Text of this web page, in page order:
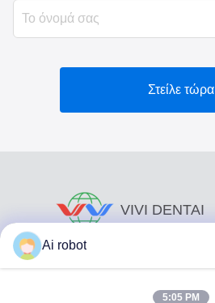
Στείλε τώρα
VIVI DENTAI
Ai robot
5:05 PM